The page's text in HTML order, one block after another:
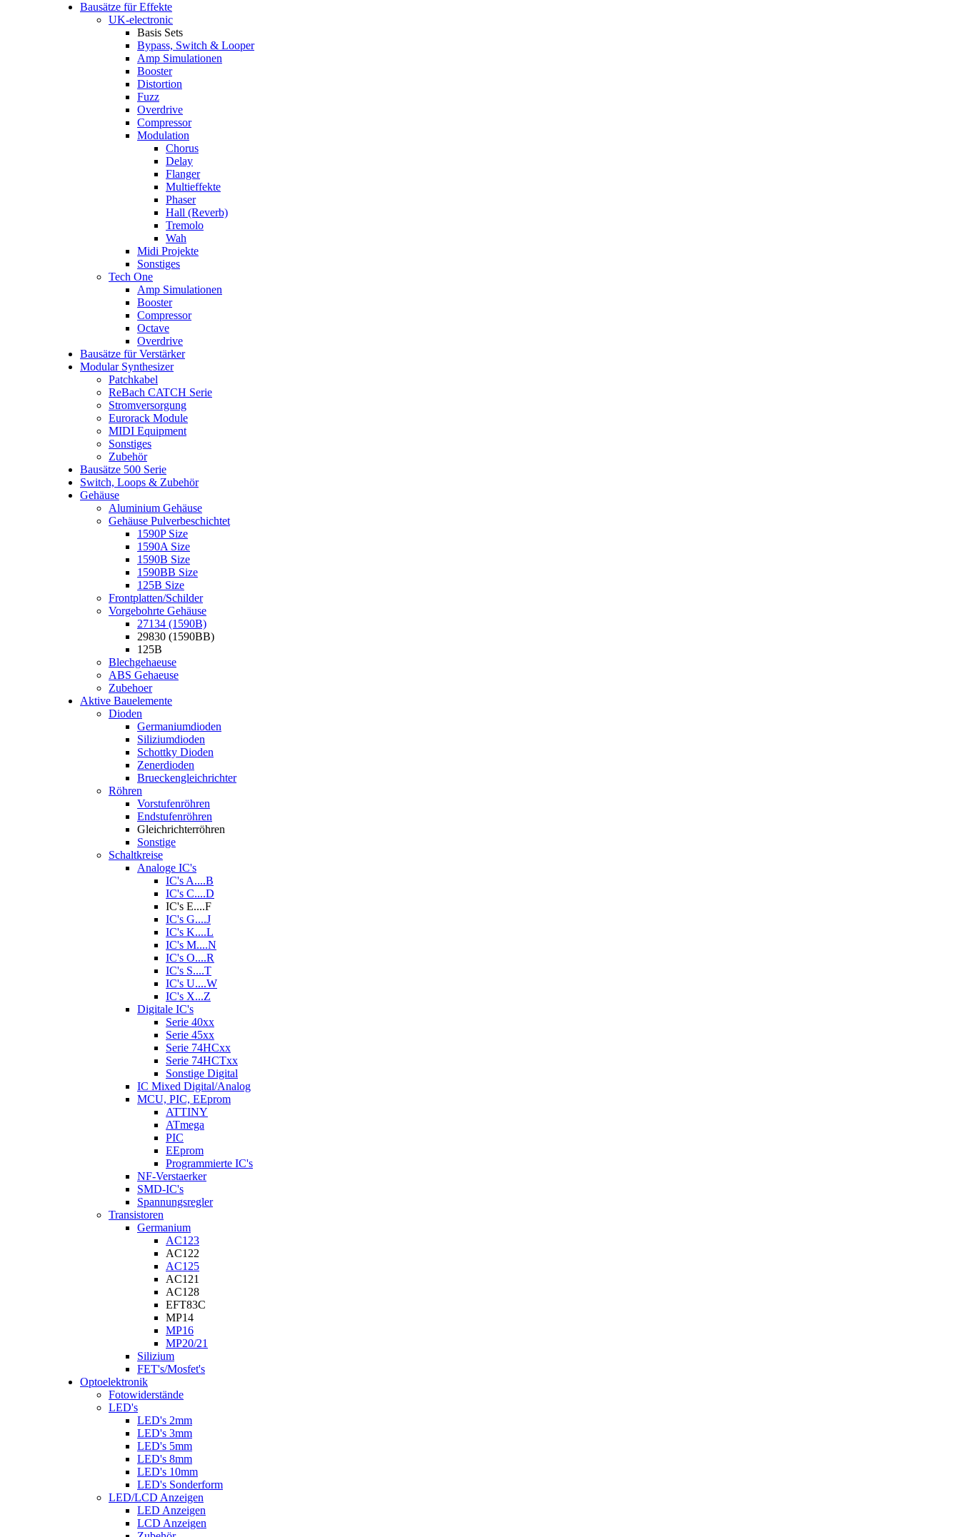
Bausätze für Effekte
UK-electronic
Basis Sets
Bypass, Switch & Looper
Amp Simulationen
Booster
Distortion
Fuzz
Overdrive
Compressor
Modulation
Chorus
Delay
Flanger
Multieffekte
Phaser
Hall (Reverb)
Tremolo
Wah
Midi Projekte
Sonstiges
Tech One
Amp Simulationen
Booster
Compressor
Octave
Overdrive
Bausätze für Verstärker
Modular Synthesizer
Patchkabel
ReBach CATCH Serie
Stromversorgung
Eurorack Module
MIDI Equipment
Sonstiges
Zubehör
Bausätze 500 Serie
Switch, Loops & Zubehör
Gehäuse
Aluminium Gehäuse
Gehäuse Pulverbeschichtet
1590P Size
1590A Size
1590B Size
1590BB Size
125B Size
Frontplatten/Schilder
Vorgebohrte Gehäuse
27134 (1590B)
29830 (1590BB)
125B
Blechgehaeuse
ABS Gehaeuse
Zubehoer
Aktive Bauelemente
Dioden
Germaniumdioden
Siliziumdioden
Schottky Dioden
Zenerdioden
Brueckengleichrichter
Röhren
Vorstufenröhren
Endstufenröhren
Gleichrichterröhren
Sonstige
Schaltkreise
Analoge IC's
IC's A....B
IC's C....D
IC's E....F
IC's G....J
IC's K....L
IC's M....N
IC's O....R
IC's S....T
IC's U....W
IC's X...Z
Digitale IC's
Serie 40xx
Serie 45xx
Serie 74HCxx
Serie 74HCTxx
Sonstige Digital
IC Mixed Digital/Analog
MCU, PIC, EEprom
ATTINY
ATmega
PIC
EEprom
Programmierte IC's
NF-Verstaerker
SMD-IC's
Spannungsregler
Transistoren
Germanium
AC123
AC122
AC125
AC121
AC128
EFT83C
MP14
MP16
MP20/21
Silizium
FET's/Mosfet's
Optoelektronik
Fotowiderstände
LED's
LED's 2mm
LED's 3mm
LED's 5mm
LED's 8mm
LED's 10mm
LED's Sonderform
LED/LCD Anzeigen
LED Anzeigen
LCD Anzeigen